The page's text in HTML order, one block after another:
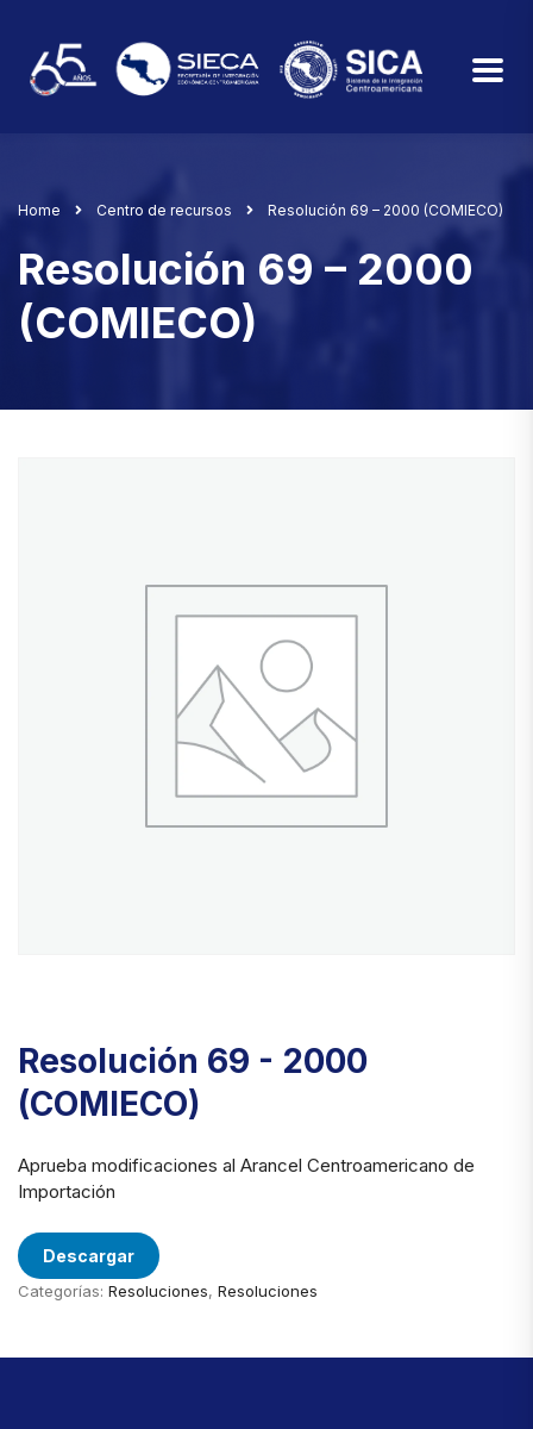
Home Centro de recursos Resolución 69 – 2000 (COMIECO)
Resolución 69 – 2000
(COMIECO)
Resolución 69 - 2000
(COMIECO)
Aprueba modificaciones al Arancel Centroamericano de
Importación
Descargar
Categorías: Resoluciones, Resoluciones